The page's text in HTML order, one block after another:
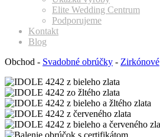
Elite Wedding Centrum
Podporujeme
Kontakt
Blog
Obchod - Svadobné obrúčky - Zirkónové